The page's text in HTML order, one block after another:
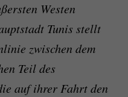
Westen
Tunis stellt
zwischen dem
Teil des
auf ihrer Fahrt den